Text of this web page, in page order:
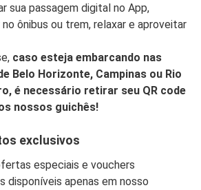
sua passagem digital no App,
ônibus ou trem, relaxar e aproveitar
caso esteja embarcando nas
Belo Horizonte, Campinas ou Rio
é necessário retirar seu QR code
nossos guichês!
exclusivos
especiais e vouchers
disponíveis apenas em nosso